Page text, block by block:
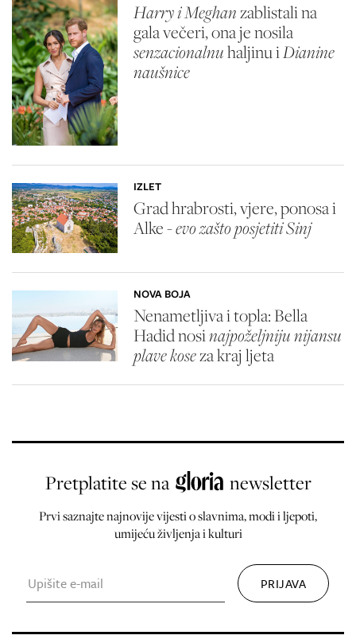
Harry i Meghanzablistali na
gala večeri, ona je nosila
senzacionalnuhaljinu iDianine
naušnice
IZLET
Grad hrabrosti, vjere, ponosa i
Alke -evo zašto posjetiti Sinj
NOVA BOJA
Nenametljiva i topla: Bella
Hadid nosinajpoželjniju nijansu
plave koseza kraj ljeta
Pretplatite se na newsletter
Prvi saznajte najnovije vijesti o slavnima, modi i ljepoti,
umijeću življenja i kulturi